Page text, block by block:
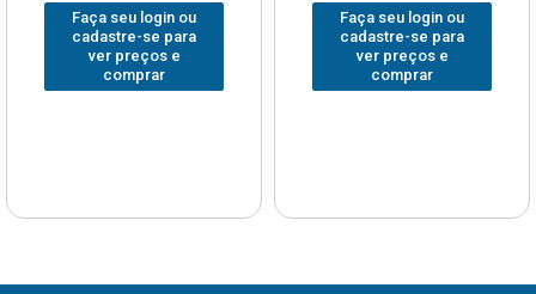
Faça seu login ou
cadastre-se para
ver preços e
comprar
Faça seu login ou
cadastre-se para
ver preços e
comprar